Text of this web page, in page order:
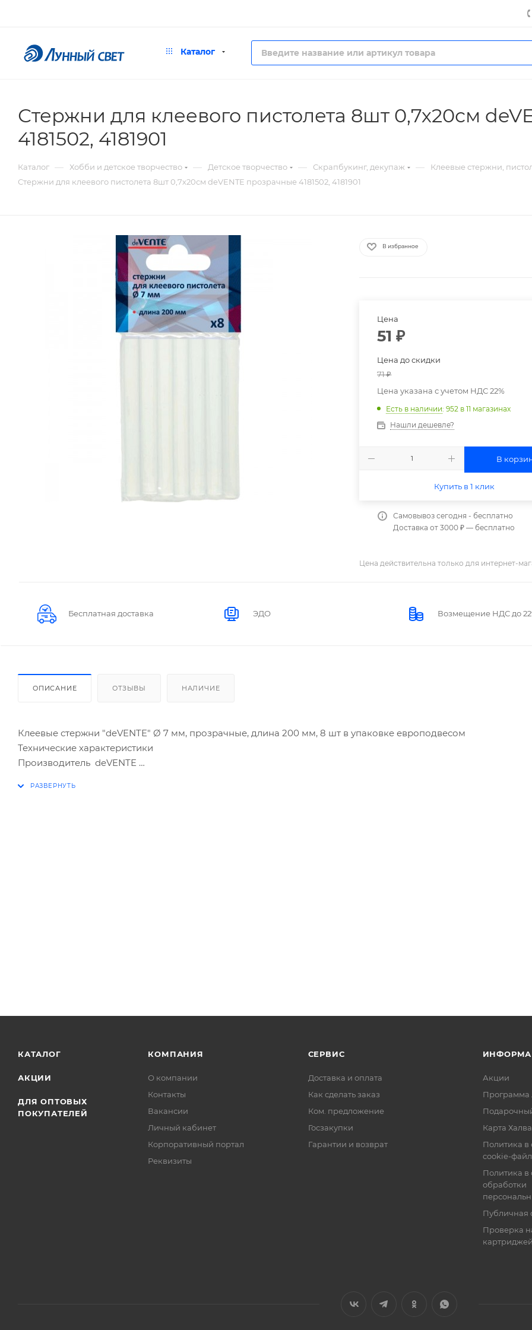
Каталог
Стержни для клеевого пистолета 8шт 0,7х20см
4181502, 4181901
Каталог — Хобби и детское творчество — Детское творчество — Скрапбукинг, декупаж —
Клеевые стержни,
Стержни для клеевого пистолета 8шт 0,7х20см deVENTE прозрачные 4181502, 4181901
В избранное
Цена
51 ₽
Цена до скидки
71₽
Цена указана с учетом НДС 22%
Есть в наличии: 952 в 11 магазинах
Нашли дешевле?
В
Купить в 1 клик
Самовывоз сегодня - бесплатно
Доставка от 3000 ₽ — бесплатно
Цена действительна только для интернет-
Бесплатная доставка ЭДО Возмещение НДС до
ОПИСАНИЕ ОТЗЫВЫ НАЛИЧИЕ
Клеевые стержни "deVENTE" Ø 7 мм, прозрачные, длина 200 мм, 8 шт в упаковке европодвесом
Технические характеристики
Производитель deVENTE
КАТАЛОГ
АКЦИИ
ДЛЯ ОПТОВЫХ
ПОКУПАТЕЛЕЙ
КОМПАНИЯ
О компании
Контакты
Вакансии
Личный кабинет
Корпоративный портал
Реквизиты
СЕРВИС
Доставка и оплата
Как сделать заказ
Ком. предложение
Госзакупки
Гарантии и возврат
Акции
Программа
Карта Халва
Политика
cookie-
Политика
обработки
Публичная
Проверка